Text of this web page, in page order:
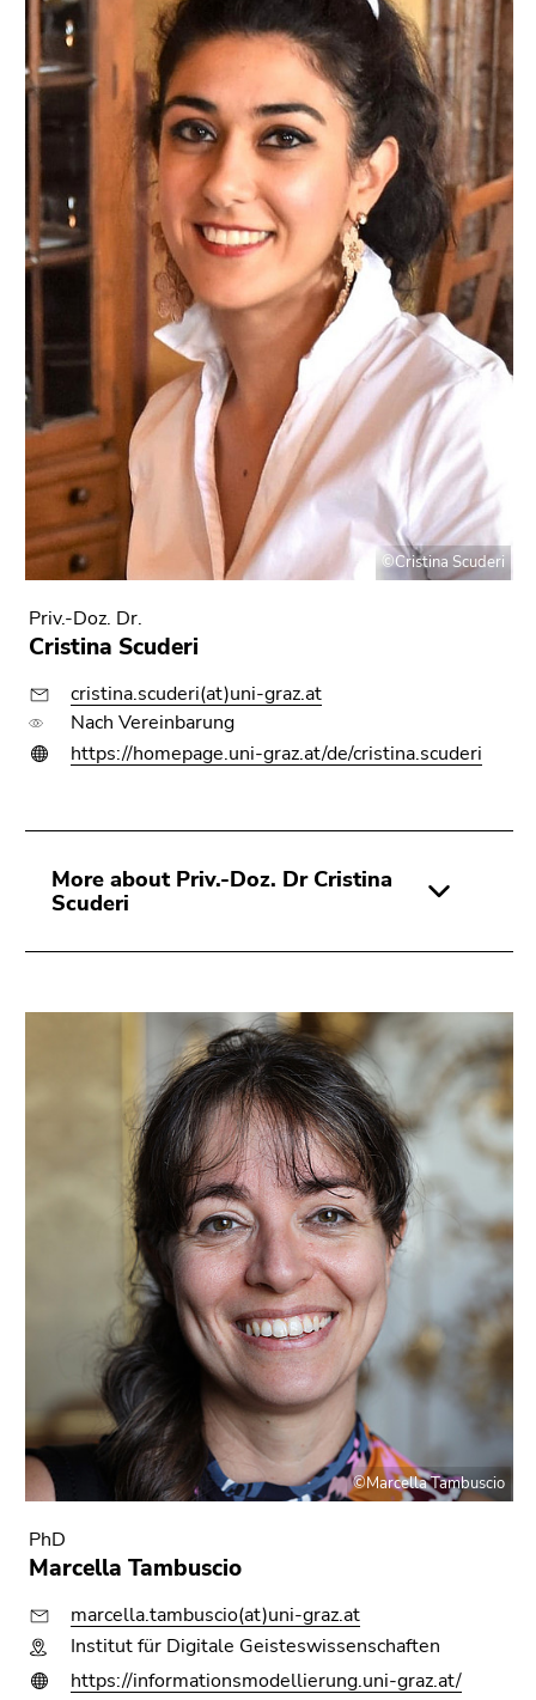
©Cristina Scuderi
Priv.-Doz. Dr.
Cristina Scuderi
cristina.scuderi(at)uni-graz.at
Nach Vereinbarung
https://homepage.uni-graz.at/de/cristina.scuderi
More about Priv.-Doz. Dr Cristina
Scuderi
©Marcella Tambuscio
PhD
Marcella Tambuscio
marcella.tambuscio(at)uni-graz.at
Institut für Digitale Geisteswissenschaften
https://informationsmodellierung.uni-graz.at/